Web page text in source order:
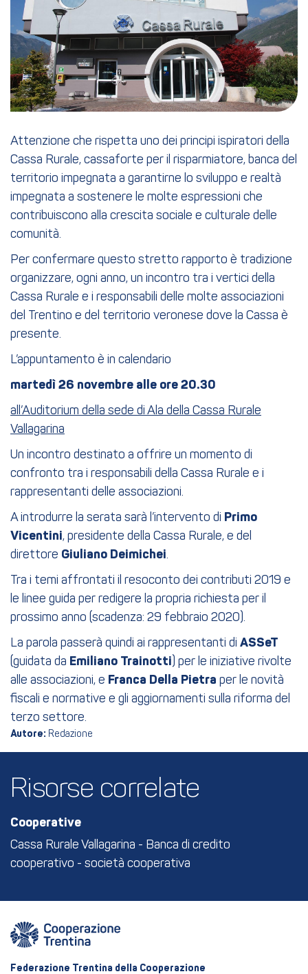
Attenzione che rispetta uno dei principi ispiratori della
Cassa Rurale, cassaforte per il risparmiatore, banca del
territorio impegnata a garantirne lo sviluppo e realtà
impegnata a sostenere le molte espressioni che
contribuiscono alla crescita sociale e culturale delle
comunità.
Per confermare questo stretto rapporto è tradizione
organizzare, ogni anno, un incontro tra i vertici della
Cassa Rurale e i responsabili delle molte associazioni
del Trentino e del territorio veronese dove la Cassa è
presente.
L’appuntamento è in calendario
martedì 26 novembre alle ore 20.30
all’Auditorium della sede di Ala della Cassa Rurale
Vallagarina
Un incontro destinato a offrire un momento di
confronto tra i responsabili della Cassa Rurale e i
rappresentanti delle associazioni.
A introdurre la serata sarà l’intervento di Primo
Vicentini, presidente della Cassa Rurale, e del
direttore Giuliano Deimichei.
Tra i temi affrontati il resoconto dei contributi 2019 e
le linee guida per redigere la propria richiesta per il
prossimo anno (scadenza: 29 febbraio 2020).
La parola passerà quindi ai rappresentanti di ASSeT
(guidata da Emiliano Trainotti) per le iniziative rivolte
alle associazioni, e Franca Della Pietra per le novità
fiscali e normative e gli aggiornamenti sulla riforma del
terzo settore.
Autore: Redazione
Risorse correlate
Cooperative
Cassa Rurale Vallagarina - Banca di credito
cooperativo - società cooperativa
Federazione Trentina della Cooperazione